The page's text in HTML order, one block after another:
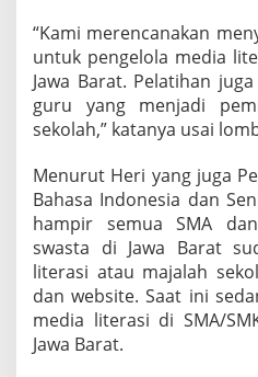
“Kami merencanakan
untuk pengelola media
Jawa Barat. Pelatihan
guru yang menjadi
sekolah,” katanya usai
Menurut Heri yang juga
Bahasa Indonesia dan
hampir semua SMA
swasta di Jawa Barat
literasi atau majalah
dan website. Saat ini
media literasi di SMA/
Jawa Barat.